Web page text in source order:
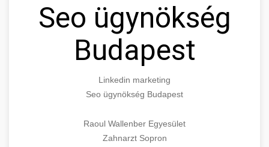
Seo ügynökség
Budapest
Linkedin marketing
Seo ügynökség Budapest
Raoul Wallenber Egyesület
Zahnarzt Sopron